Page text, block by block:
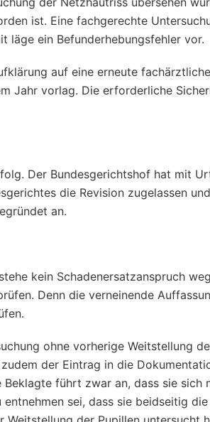
ist. Eine fachgerechte
läge ein Befunderhebungsfehler vor.
auf eine erneute
Jahr vorlag. Die erforderliche
Der Bundesgerichtshof hat mit
die Revision zugelassen
an.
kein Schadenersatzanspruch
Denn die verneinende
ohne vorherige Weitstellung
der Eintrag in die
Beklagte führt zwar an, dass sie sich
sei, dass sie beidseitig